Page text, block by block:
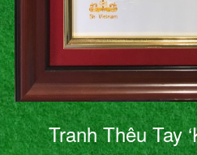
Tranh Thêu Tay